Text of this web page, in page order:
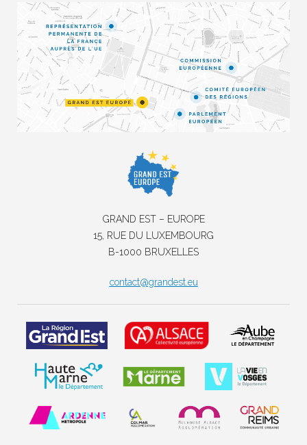
GRAND EST – EUROPE
15, RUE DU LUXEMBOURG
B-1000 BRUXELLES
contact@grandest.eu